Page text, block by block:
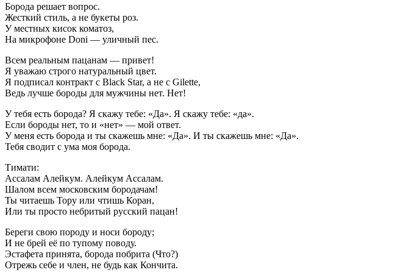
Борода решает вопрос.
Жесткий стиль, а не букеты роз.
У местных кисок коматоз,
На микрофоне Doni — уличный пес.
Всем реальным пацанам — привет!
Я уважаю строго натуральный цвет.
Я подписал контракт с Black Star, а не с Gilette,
Ведь лучше бороды для мужчины нет. Нет!
У тебя есть борода? Я скажу тебе: «Да». Я скажу тебе: «да».
Если бороды нет, то и «нет» — мой ответ.
У меня есть борода и ты скажешь мне: «Да». И ты скажешь мне: «Да».
Тебя сводит с ума моя борода.
Тимати:
Ассалам Алейкум. Алейкум Ассалам.
Шалом всем московским бородачам!
Ты читаешь Тору или чтишь Коран,
Или ты просто небритый русский пацан!
Береги свою породу и носи бороду;
И не брей её по тупому поводу.
Эстафета принята, борода побрита (Что?)
Отрежь себе и член, не будь как Кончита.